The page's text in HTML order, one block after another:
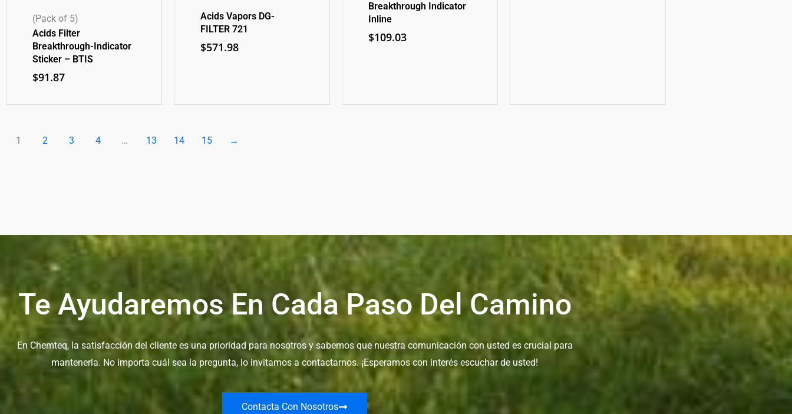
(Pack of 5)
Acids Filter
Breakthrough-Indicator
Sticker – BTIS
$91.87
Acids Vapors DG-
FILTER 721
$571.98
Breakthrough Indicator
Inline
$109.03
1 2 3 4 … 13 14 15 →
Te Ayudaremos En Cada Paso Del Camino
En Chemteq, la satisfacción del cliente es una prioridad para nosotros y sabemos que nuestra comunicación con usted es crucial para
mantenerla. No importa cuál sea la pregunta, lo invitamos a contactarnos. ¡Esperamos con interés escuchar de usted!
Contacta Con Nosotros